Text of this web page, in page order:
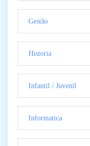
Gestão
Historia
Infantil / Juvenil
Informatica